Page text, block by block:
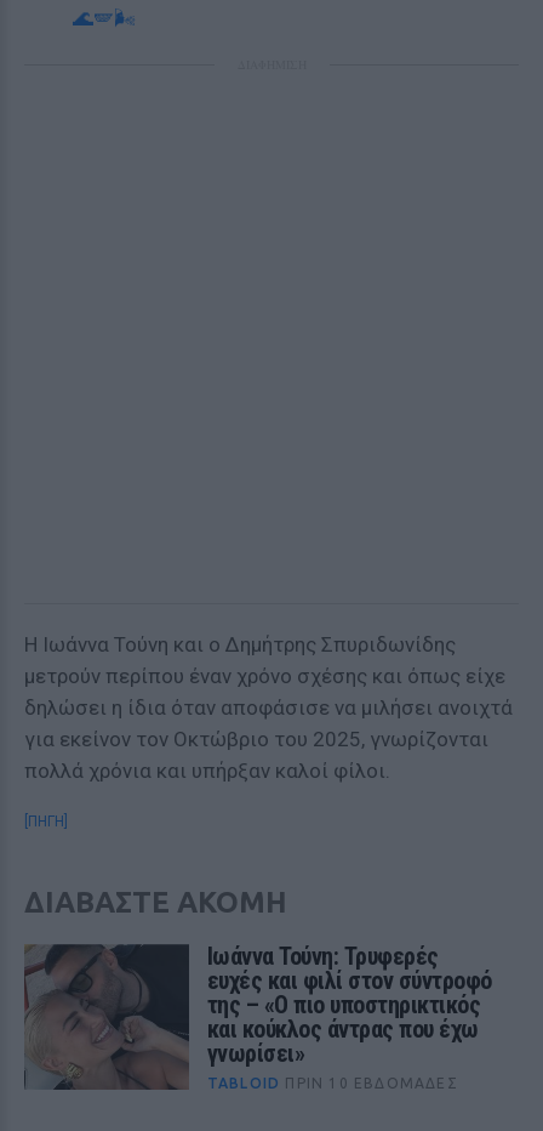
🌊🪽🌬️
Η Ιωάννα Τούνη και ο Δημήτρης Σπυριδωνίδης
μετρούν περίπου έναν χρόνο σχέσης και όπως είχε
δηλώσει η ίδια όταν αποφάσισε να μιλήσει ανοιχτά
για εκείνον τον Οκτώβριο του 2025, γνωρίζονται
πολλά χρόνια και υπήρξαν καλοί φίλοι.
[ΠΗΓΗ]
ΔΙΑΒΑΣΤΕ ΑΚΟΜΗ
Ιωάννα Τούνη: Τρυφερές
ευχές και φιλί στον σύντροφό
της – «Ο πιο υποστηρικτικός
και κούκλος άντρας που έχω
γνωρίσει»
TABLOID ΠΡΙΝ 10 ΕΒΔΟΜΆΔΕΣ